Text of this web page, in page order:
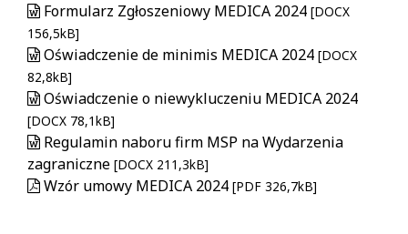
Formularz Zgłoszeniowy MEDICA 2024 [DOCX
156,5kB]
Oświadczenie de minimis MEDICA 2024 [DOCX
82,8kB]
Oświadczenie o niewykluczeniu MEDICA 2024
[DOCX 78,1kB]
Regulamin naboru firm MSP na Wydarzenia
zagraniczne [DOCX 211,3kB]
Wzór umowy MEDICA 2024 [PDF 326,7kB]